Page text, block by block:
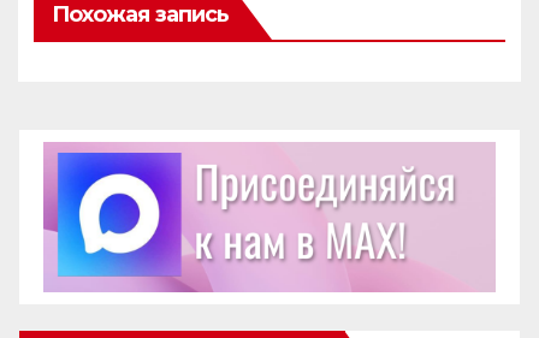
Похожая запись